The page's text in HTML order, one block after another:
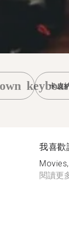
卡皮
我喜歡
閱讀更